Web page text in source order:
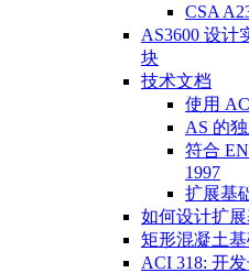
CSA
AS3600 设计
块
技术文档
使用
AS 的
符合
1997
扩展基
如何设计扩
矩形混凝土
ACI 318: 开